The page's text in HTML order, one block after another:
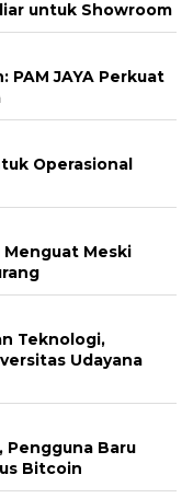
untuk Showroom
PAM JAYA Perkuat
Operasional
Menguat Meski
Teknologi,
Udayana
Pengguna Baru
Bitcoin